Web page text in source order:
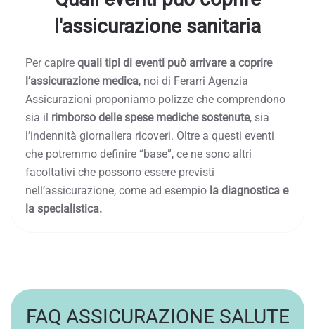
l'assicurazione sanitaria
Per capire quali tipi di eventi può arrivare a coprire
l’assicurazione medica, noi di Ferarri Agenzia
Assicurazioni proponiamo polizze che comprendono
sia il rimborso delle spese mediche sostenute, sia
l’indennità giornaliera ricoveri. Oltre a questi eventi
che potremmo definire “base”, ce ne sono altri
facoltativi che possono essere previsti
nell’assicurazione, come ad esempio la diagnostica e
la specialistica.
FAQ ASSICURAZIONE SALUTE